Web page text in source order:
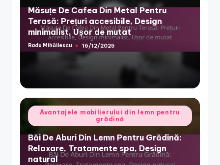
Măsuțe De Cafea Din Metal Pentru
Terasă: Prețuri accesibile, Design
minimalist, Ușor de mutat
Posted
by
Radu Mihăilescu 16/12/2025
Posted
in
Avantajele mobilierului din lemn pentru
grădină
Băi De Aburi Din Lemn Pentru Grădină:
Relaxare, Tratamente spa, Design
natural